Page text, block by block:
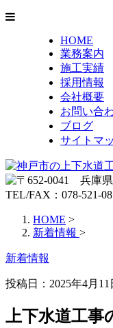
HOME
業務案内
施工実績
採用情報
会社概要
お問い合
ブログ
サイトマ
HOME >
新着情報 >
新着情報
投稿日： 2025年4月11
上下水道工事